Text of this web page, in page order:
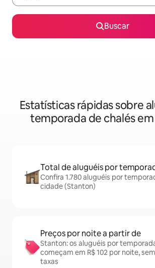
Buscar
Estatísticas rápidas sobre
temporada de chalés
Total de aluguéis por
Confira 1.780 aluguéis por
cidade (Stanton)
Preços por noite a partir de
Stanton: os aluguéis por
começam em R$ 102 por noite,
taxas